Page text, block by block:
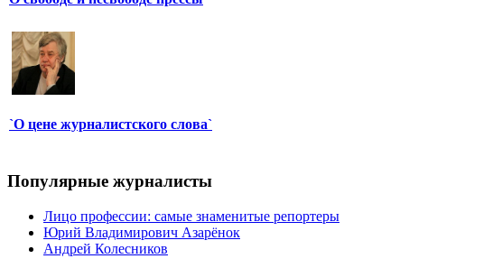
`О цене журналистского слова`
Популярные журналисты
Лицо профессии: самые знаменитые репортеры
Юрий Владимирович Азарёнок
Андрей Колесников